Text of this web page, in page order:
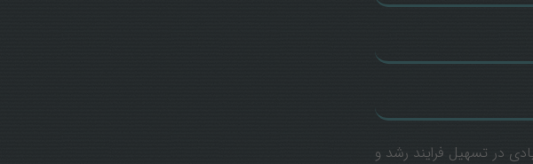
در تسهیل فرایند رشد و